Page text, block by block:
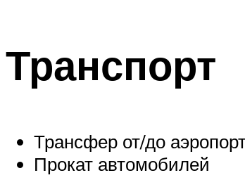
Транспорт
Трансфер от/до
Прокат автомобилей